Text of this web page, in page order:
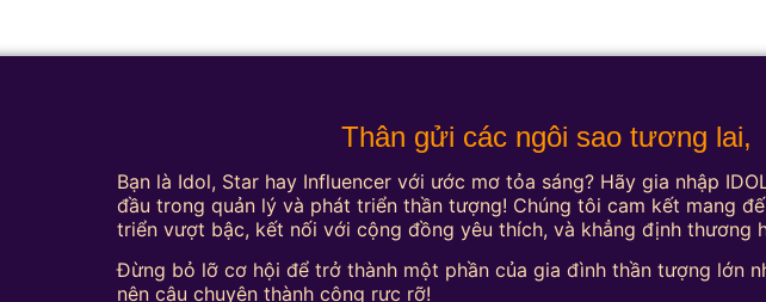
Thân gửi các ngôi sao tương lai,
Bạn là Idol, Star hay Influencer với ước mơ tỏa sáng? Hãy gia nhập
đầu trong quản lý và phát triển thần tượng! Chúng tôi cam kết mang
triển vượt bậc, kết nối với cộng đồng yêu thích, và khẳng định thương
Đừng bỏ lỡ cơ hội để trở thành một phần của gia đình thần tượng lớn
nên câu chuyện thành công rực rỡ!